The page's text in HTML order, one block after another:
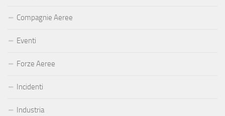
Compagnie Aeree
Eventi
Forze Aeree
Incidenti
Industria